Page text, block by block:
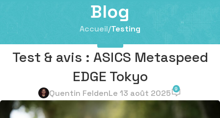
Blog
Accueil/Testing
Test & avis : ASICS Metaspeed
EDGE Tokyo
Quentin FeldenLe 13 août 2025 9